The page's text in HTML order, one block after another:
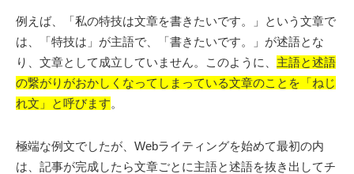
例えば、「私の特技は文章を書きたいです。」という文章で
は、「特技は」が主語で、「書きたいです。」が述語とな
り、文章として成立していません。このように、 主語と述語
の繋がりがおかしくなってしまっている文章のことを「ねじ
れ文」と呼びます。
極端な例文でしたが、Webライティングを始めて最初の内
は、記事が完成したら文章ごとに主語と述語を抜き出してチ